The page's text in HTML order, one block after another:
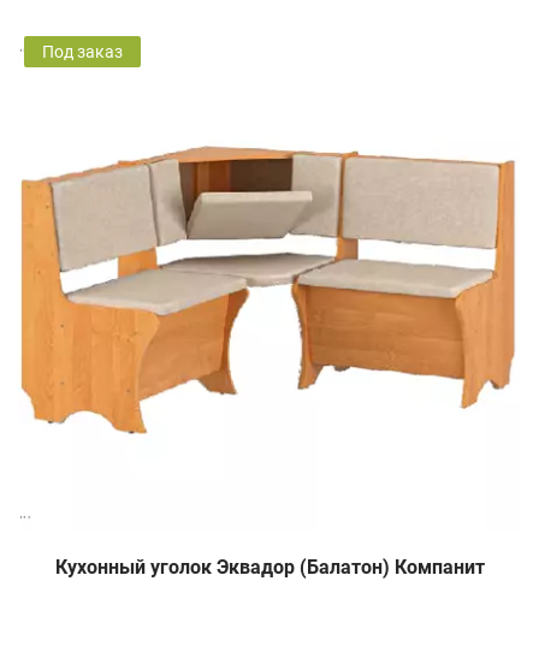
Под заказ
Кухонный уголок Эквадор (Балатон) Компанит